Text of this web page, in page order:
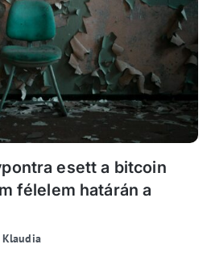
esett a bitcoin
félelem határán a
Klaudia